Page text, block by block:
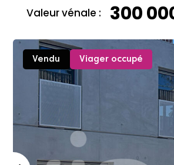
Valeur vénale : 300
Vendu Viager occupé